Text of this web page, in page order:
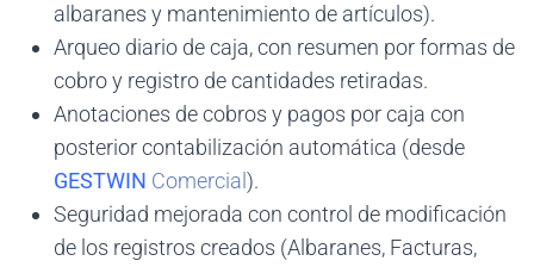
albaranes y mantenimiento de artículos).
Arqueo diario de caja, con resumen por formas de
cobro y registro de cantidades retiradas.
Anotaciones de cobros y pagos por caja con
posterior contabilización automática (desde
GESTWIN Comercial ).
Seguridad mejorada con control de modificación
de los registros creados (Albaranes, Facturas,